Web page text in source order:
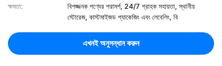
ক্ষমতা:
বিপজ্জনক পণ্যের পরামর্শ, 24/7 গ্রাহক সহায়তা, স্থানীয়
স্টোরেজ, কাস্টমাইজড প্যাকেজিং এবং লেবেলিং, বি
এখনই অনুসন্ধান করুন